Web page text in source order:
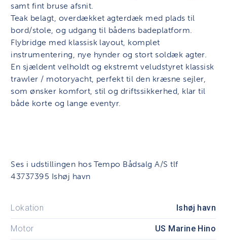
samt fint bruse afsnit.
Teak belagt, overdækket agterdæk med plads til
bord/stole, og udgang til bådens badeplatform.
Flybridge med klassisk layout, komplet
instrumentering, nye hynder og stort soldæk agter.
En sjældent velholdt og ekstremt veludstyret klassisk
trawler / motoryacht, perfekt til den kræsne sejler,
som ønsker komfort, stil og driftssikkerhed, klar til
både korte og lange eventyr.
Ses i udstillingen hos Tempo Bådsalg A/S tlf
43737395 Ishøj havn
Lokation Ishøj havn
Motor US Marine Hino